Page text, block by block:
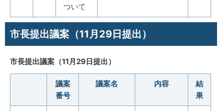
ついて
市長提出議案（11月29日提出）
市長提出議案（11月29日提出）
議案
番号
議案名 内容
結
果